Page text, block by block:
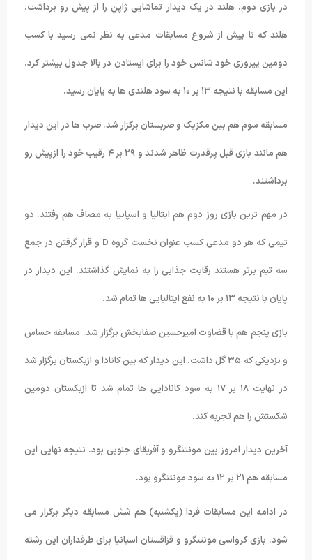
در بازی دوم، هلند در یک دیدار تماشایی ژاپن را از پیش رو برداشت.
هلند که تا پیش از شروع مسابقات مدعی به نظر نمی رسید با کسب
دومین پیروزی خود شانس خود را برای ایستادن در بالا جدول بیشتر کرد.
این مسابقه با نتیجه ۱۳ بر ۱۰ به سود هلندی ها به پایان رسید.
مسابقه سوم هم بین مکزیک و صربستان برگزار شد. صرب ها در این دیدار
هم مانند بازی قبل پرقدرت ظاهر شدند و ۲۹ بر ۴ رقیب خود را ازپیش رو
برداشتند.
در مهم ترین بازی روز دوم هم ایتالیا و اسپانیا به مصاف هم رفتند. دو
تیمی که هر دو مدعی کسب عنوان نخست گروه D و قرار گرفتن در جمع
سه تیم برتر هستند رقابت جذابی را به نمایش گذاشتند. این دیدار در
پایان با نتیجه ۱۳ بر ۱۰ به نفع ایتالیایی ها تمام شد.
بازی پنجم هم با قضاوت امیرحسین صفابخش برگزار شد. مسابقه حساس
و نزدیکی که ٣۵ گل داشت. این دیدار که بین کانادا و ازبکستان برگزار شد
در نهایت ۱۸ بر ۱۷ به سود کانادایی ها تمام شد تا ازبکستان دومین
شکستش را هم تجربه کند.
آخرین دیدار امروز بین مونتنگرو و آفریقای جنوبی بود. نتیجه نهایی این
مسابقه هم ۲۱ بر ۱۲ به سود مونتنگرو بود.
در ادامه این مسابقات فردا (یکشنبه) هم شش مسابقه دیگر برگزار می
شود. بازی کرواسی مونتنگرو و قزاقستان اسپانیا برای طرفداران این رشته